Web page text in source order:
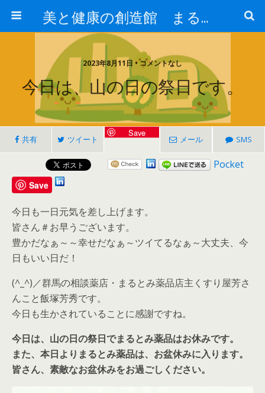
美と健康の創造館 まるとみ薬品 ぐんまの薬屋 芳さんのブログ
2023年8月11日 • コメントなし
今日は、山の日の祭日です。
共有 ツイート
Save
メール SMS
Pocket
Save
今日も一日元気を差し上げます。
皆さん＃お早うございます。
豊かだなぁ～～幸せだなぁ～ツイてるなぁ～大丈夫、今
日もいい日だ！
(^_^)／群馬の相談薬店・まるとみ薬品店主くすり屋芳さ
んこと飯塚芳秀です。
今日も生かされていることに感謝ですね。
今日は、山の日の祭日でまるとみ薬品はお休みです。
また、本日よりまるとみ薬品は、お盆休みに入ります。
皆さん、素敵なお盆休みをお過ごしください。